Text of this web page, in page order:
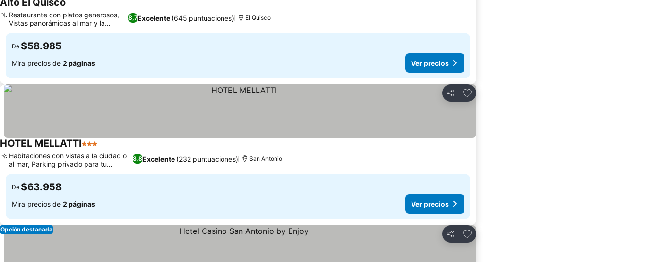
Alto El Quisco
8,7Excelente (645 puntuaciones)
Restaurante con platos generosos,
Vistas panorámicas al mar y la
naturaleza
El Quisco
De $58.985
Mira precios de 2 páginas Ver precios
Compartir
Agregar a favoritos
HOTEL MELLATTI3 Estrellas
8,8Excelente (232 puntuaciones)
Habitaciones con vistas a la ciudad o
al mar, Parking privado para tu
comodidad
San Antonio
De $63.958
Mira precios de 2 páginas Ver precios
Compartir
Agregar a favoritos
Opción destacada